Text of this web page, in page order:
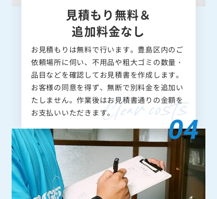
見積もり無料＆
追加料金なし
お見積もりは無料で行います。豊島区内のご
依頼場所に伺い、不用品や粗大ゴミの数量・
品目などを確認してお見積書を作成します。
お客様の同意を得ず、無断で別料金を追加い
たしません。作業後はお見積書通りの金額を
お支払いいただきます。